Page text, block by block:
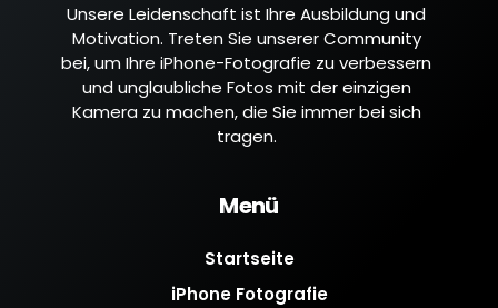
Unsere Leidenschaft ist Ihre Ausbildung und
Motivation. Treten Sie unserer Community
bei, um Ihre iPhone-Fotografie zu verbessern
und unglaubliche Fotos mit der einzigen
Kamera zu machen, die Sie immer bei sich
tragen.
Menü
Startseite
iPhone Fotografie